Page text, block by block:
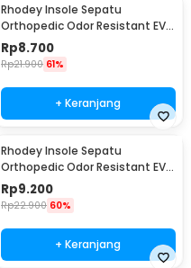
Rhodey Insole Sepatu
Orthopedic Odor Resistant EVA
Foam 35 - Y3Y27
Rp8.700
Rp21.900 61%
+ Keranjang
Rhodey Insole Sepatu
Orthopedic Odor Resistant EVA
Foam 38 - Y3Y27
Rp9.200
Rp22.900 60%
+ Keranjang